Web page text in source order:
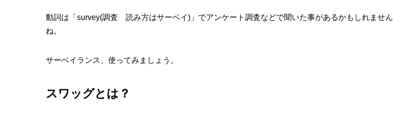
動詞は「survey(調査 読み方はサーベイ)」でアンケート調査などで聞いた事があるかもしれません
ね。
サーベイランス、使ってみましょう。
スワッグとは？